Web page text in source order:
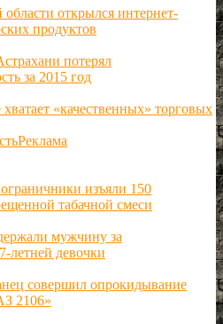
открылся интернет-
продуктов
потерял
за 2015 год
«качественных» торговых
Реклама
изъяли 150
табачной смеси
мужчину за
летней девочки
совершил опрокидывание
2106»